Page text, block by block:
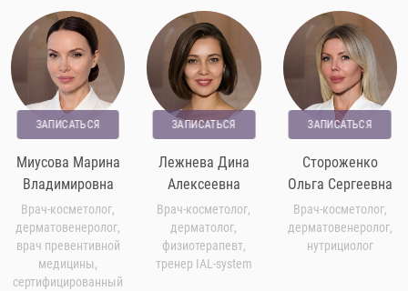
ЗАПИСАТЬСЯ
Миусова Марина
Владимировна
Врач-косметолог,
дерматовенеролог,
врач превентивной
медицины,
сертифицированный
ЗАПИСАТЬСЯ
Лежнева Дина
Алексеевна
Врач-косметолог,
дерматолог,
физиотерапевт,
тренер IAL-system
ЗАПИСАТЬСЯ
Стороженко
Ольга Сергеевна
Врач-косметолог,
дерматовенеролог,
нутрициолог